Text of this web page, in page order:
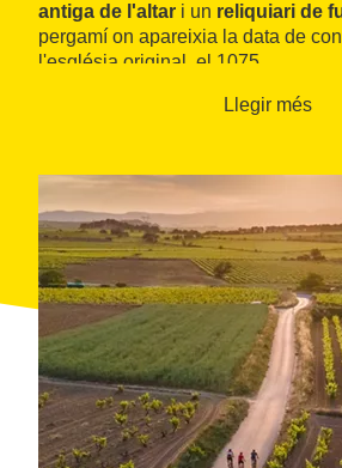
antiga de l'altar i un reliquiari de
pergamí on apareixia la data de
l'església original, el 1075.
Llegir més